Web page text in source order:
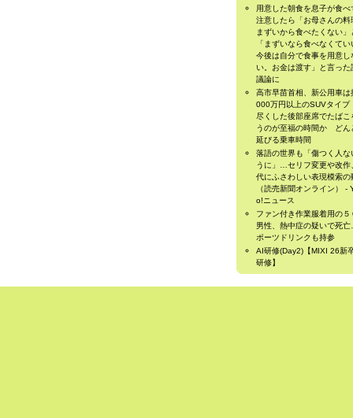
用意した朝食を息子が食べ
注意したら「お母さんの料
まずいから食べたくない
「まずいなら食べなくてい
今後は自分で食事を用意し
い。お金は渡す」と言った
議論に
高市早苗首相、新公用車は
000万円以上のSUVタイ
尽くした後部座席でたばこ
うのが至福の時間か どん
延びる乗車時間
落語の世界も「傷つく人な
うに」…セリフ変更や改作
代にふさわしい表現模索の
（読売新聞オンライン） -
o!ニュース
ファン付き作業服着用の５
男性、熱中症の疑いで死
ポーツドリンクも持参
AI研修(Day2)【MIXI 26新
研修】